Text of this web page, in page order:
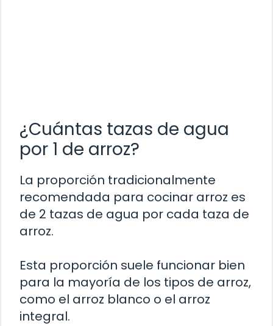
¿Cuántas tazas de agua
por 1 de arroz?
La proporción tradicionalmente
recomendada para cocinar arroz es
de 2 tazas de agua por cada taza de
arroz.
Esta proporción suele funcionar bien
para la mayoría de los tipos de arroz,
como el arroz blanco o el arroz
integral.